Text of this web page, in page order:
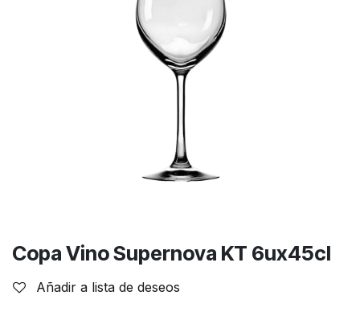
Copa Vino Supernova KT 6ux45cl
Añadir a lista de deseos